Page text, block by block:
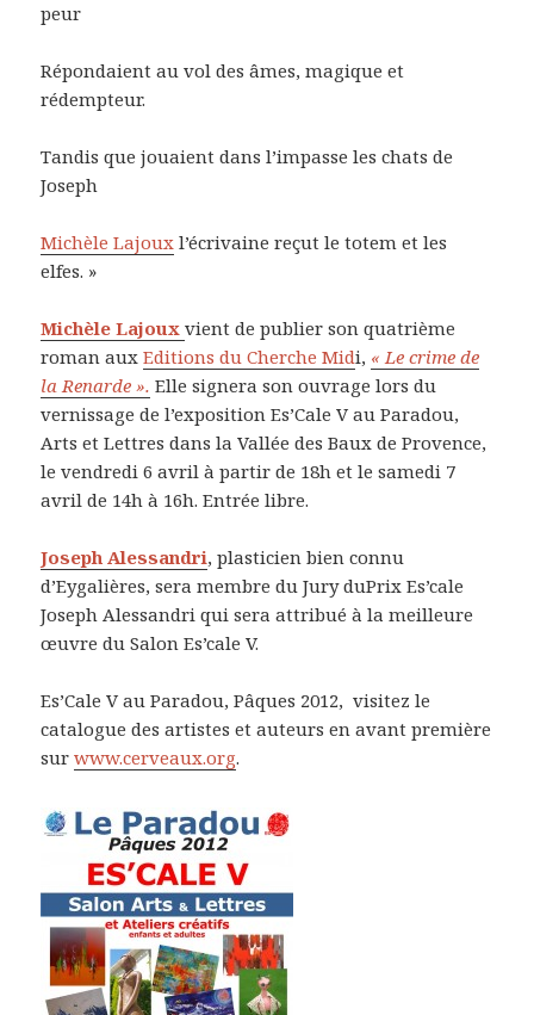
peur
Répondaient au vol des âmes, magique et
rédempteur.
Tandis que jouaient dans l’impasse les chats de
Joseph
Michèle Lajoux l’écrivaine reçut le totem et les
elfes. »
Michèle Lajoux vient de publier son quatrième
roman auxEditions du Cherche Midi, « Le crime de
la Renarde ». Elle signera son ouvrage lors du
vernissage de l’exposition Es’Cale V au Paradou,
Arts et Lettres dans la Vallée des Baux de Provence,
le vendredi 6 avril à partir de 18h et le samedi 7
avril de 14h à 16h. Entrée libre.
Joseph Alessandri, plasticien bien connu
d’Eygalières, sera membre du Jury duPrix Es’cale
Joseph Alessandri qui sera attribué à la meilleure
œuvre du Salon Es’cale V.
Es’Cale V au Paradou, Pâques 2012, visitez le
catalogue des artistes et auteurs en avant première
surwww.cerveaux.org.